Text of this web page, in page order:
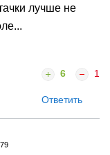
лучше не
6 1
Ответить